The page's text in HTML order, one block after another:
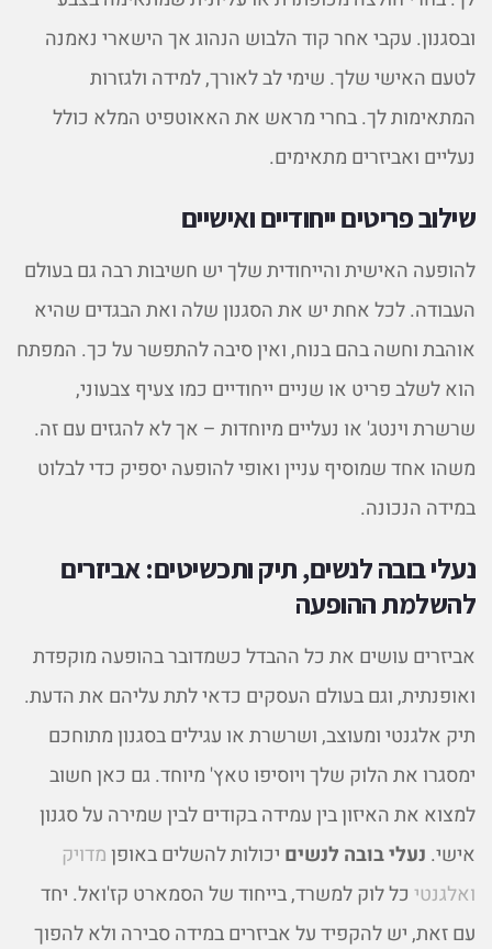
ובסגנון. עקבי אחר קוד הלבוש הנהוג אך הישארי נאמנה
לטעם האישי שלך. שימי לב לאורך, למידה ולגזרות
המתאימות לך. בחרי מראש את האאוטפיט המלא כולל
נעליים ואביזרים מתאימים.
שילוב פריטים ייחודיים ואישיים
להופעה האישית והייחודית שלך יש חשיבות רבה גם בעולם
העבודה. לכל אחת יש את הסגנון שלה ואת הבגדים שהיא
אוהבת וחשה בהם בנוח, ואין סיבה להתפשר על כך. המפתח
הוא לשלב פריט או שניים ייחודיים כמו צעיף צבעוני,
שרשרת וינטג' או נעליים מיוחדות – אך לא להגזים עם זה.
משהו אחד שמוסיף עניין ואופי להופעה יספיק כדי לבלוט
במידה הנכונה.
נעלי בובה לנשים, תיק ותכשיטים: אביזרים
להשלמת ההופעה
אביזרים עושים את כל ההבדל כשמדובר בהופעה מוקפדת
ואופנתית, וגם בעולם העסקים כדאי לתת עליהם את הדעת.
תיק אלגנטי ומעוצב, ושרשרת או עגילים בסגנון מתוחכם
ימסגרו את הלוק שלך ויוסיפו טאץ' מיוחד. גם כאן חשוב
למצוא את האיזון בין עמידה בקודים לבין שמירה על סגנון
אישי. נעלי בובה לנשים יכולות להשלים באופןמדויק
ואלגנטי כל לוק למשרד, בייחוד של הסמארט קז'ואל. יחד
עם זאת, יש להקפיד על אביזרים במידה סבירה ולא להפוך